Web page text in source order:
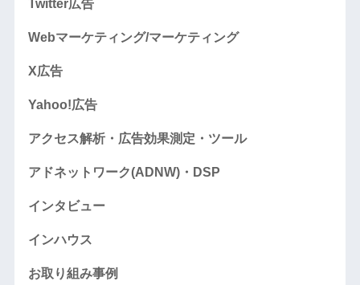
Twitter広告
Webマーケティング/マーケティング
X広告
Yahoo!広告
アクセス解析・広告効果測定・ツール
アドネットワーク(ADNW)・DSP
インタビュー
インハウス
お取り組み事例